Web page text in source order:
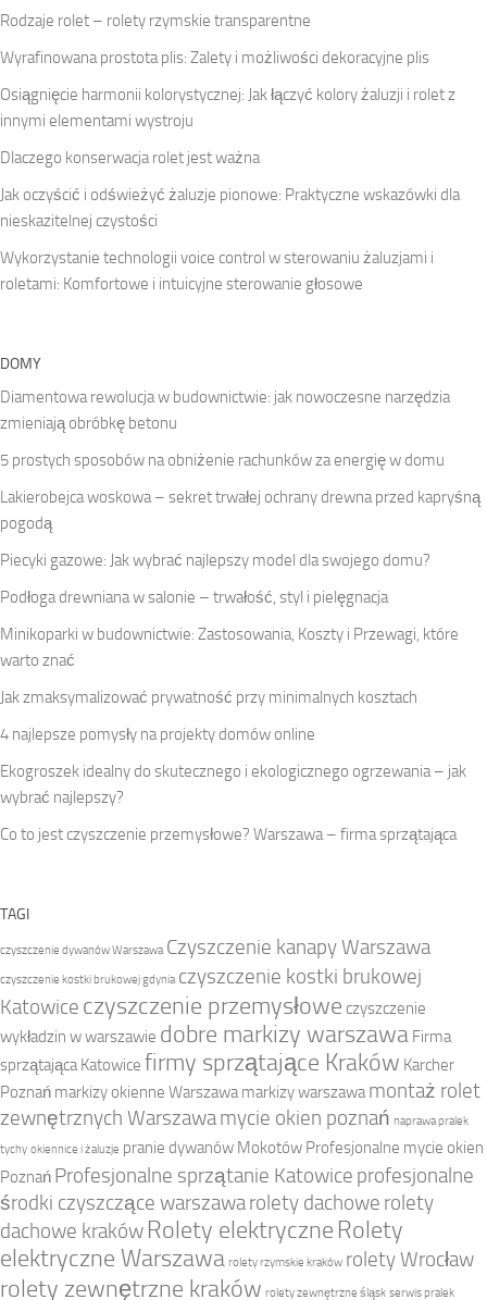
Rodzaje rolet – rolety rzymskie transparentne
Wyrafinowana prostota plis: Zalety i możliwości dekoracyjne plis
Osiągnięcie harmonii kolorystycznej: Jak łączyć kolory żaluzji i rolet z
innymi elementami wystroju
Dlaczego konserwacja rolet jest ważna
Jak oczyścić i odświeżyć żaluzje pionowe: Praktyczne wskazówki dla
nieskazitelnej czystości
Wykorzystanie technologii voice control w sterowaniu żaluzjami i
roletami: Komfortowe i intuicyjne sterowanie głosowe
DOMY
Diamentowa rewolucja w budownictwie: jak nowoczesne narzędzia
zmieniają obróbkę betonu
5 prostych sposobów na obniżenie rachunków za energię w domu
Lakierobejca woskowa – sekret trwałej ochrany drewna przed kapryśną
pogodą
Piecyki gazowe: Jak wybrać najlepszy model dla swojego domu?
Podłoga drewniana w salonie – trwałość, styl i pielęgnacja
Minikoparki w budownictwie: Zastosowania, Koszty i Przewagi, które
warto znać
Jak zmaksymalizować prywatność przy minimalnych kosztach
4 najlepsze pomysły na projekty domów online
Ekogroszek idealny do skutecznego i ekologicznego ogrzewania – jak
wybrać najlepszy?
Co to jest czyszczenie przemysłowe? Warszawa – firma sprzątająca
TAGI
czyszczenie dywanów Warszawa Czyszczenie kanapy Warszawa
czyszczenie kostki brukowej gdynia czyszczenie kostki brukowej
Katowice czyszczenie przemysłowe czyszczenie
wykładzin w warszawie dobre markizy warszawa Firma
sprzątająca Katowice firmy sprzątające Kraków Karcher
Poznań markizy okienne Warszawa markizy warszawa montaż rolet
zewnętrznych Warszawamycie okien poznań naprawa pralek
tychy okiennice i żaluzje pranie dywanów Mokotów Profesjonalne mycie okien
Poznań Profesjonalne sprzątanie Katowice profesjonalne
środki czyszczące warszawarolety dachowe rolety
dachowe kraków Rolety elektryczne Rolety
elektryczne Warszawa rolety rzymskie kraków rolety Wrocław
rolety zewnętrzne kraków rolety zewnętrzne śląsk serwis pralek